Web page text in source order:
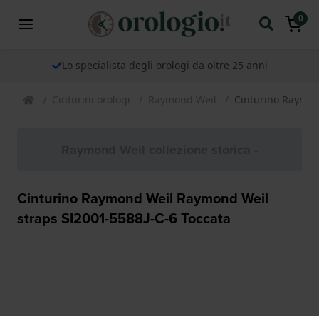
0
Lo specialista degli orologi da oltre 25 anni
Cinturini orologi Raymond Weil Cinturino
Cinturino Raymond Weil Raymond Weil
straps SI2001-5588J-C-6 Toccata